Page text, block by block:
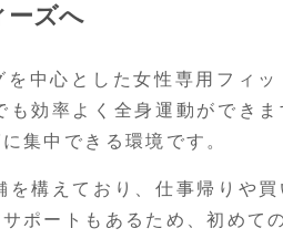
ーズへ
中心とした女性専用フィ
効率よく全身運動ができ
集中できる環境です。
構えており、仕事帰りや
ポートもあるため、初めて